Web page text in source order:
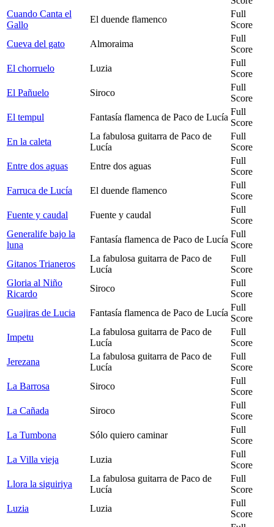
Cuando Canta el
Gallo
El duende flamenco
Full
Score
Cueva del gato
Almoraima
Full
Score
El chorruelo
Luzia
Full
Score
El Pañuelo
Siroco
Full
Score
El tempul
Fantasía flamenca de Paco de Lucía
Full
Score
En la caleta
La fabulosa guitarra de Paco de
Lucía
Full
Score
Entre dos aguas
Entre dos aguas
Full
Score
Farruca de Lucía
El duende flamenco
Full
Score
Fuente y caudal
Fuente y caudal
Full
Score
Generalife bajo la
luna
Fantasía flamenca de Paco de Lucía
Full
Score
Gitanos Trianeros
La fabulosa guitarra de Paco de
Lucía
Full
Score
Gloria al Niño
Ricardo
Siroco
Full
Score
Guajiras de Lucia
Fantasía flamenca de Paco de Lucía
Full
Score
Impetu
La fabulosa guitarra de Paco de
Lucía
Full
Score
Jerezana
La fabulosa guitarra de Paco de
Lucía
Full
Score
La Barrosa
Siroco
Full
Score
La Cañada
Siroco
Full
Score
La Tumbona
Sólo quiero caminar
Full
Score
La Villa vieja
Luzia
Full
Score
Llora la siguiriya
La fabulosa guitarra de Paco de
Lucía
Full
Score
Luzia
Luzia
Full
Score